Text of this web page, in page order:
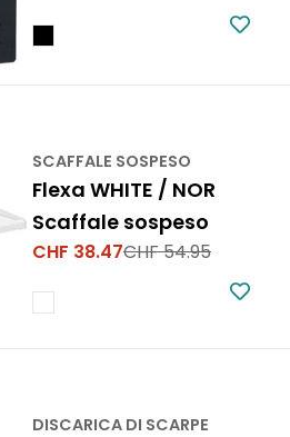
vendita
SCAFFALE SOSPESO
Flexa WHITE / NOR
Scaffale sospeso
Prezzo
vendita
CHF 38.47
Prezzo
CHF 54.95
DISCARICA DI SCARPE